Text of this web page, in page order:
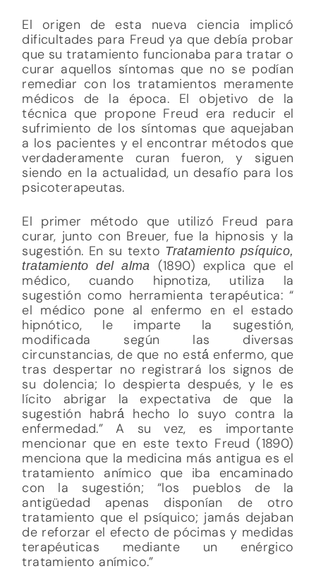
El origen de esta nueva ciencia implicó
dificultades para Freud ya que debía probar
que su tratamiento funcionaba para tratar o
curar aquellos síntomas que no se podían
remediar con los tratamientos meramente
médicos de la época. El objetivo de la
técnica que propone Freud era reducir el
sufrimiento de los síntomas que aquejaban
a los pacientes y el encontrar métodos que
verdaderamente curan fueron, y siguen
siendo en la actualidad, un desafío para los
psicoterapeutas.
El primer método que utilizó Freud para
curar, junto con Breuer, fue la hipnosis y la
sugestión. En su texto Tratamiento psíquico,
tratamiento del alma (1890) explica que el
médico, cuando hipnotiza, utiliza la
sugestión como herramienta terapéutica: “
el médico pone al enfermo en el estado
hipnótico, le imparte la sugestión,
modificada según las diversas
circunstancias, de que no está́ enfermo, que
tras despertar no registrará los signos de
su dolencia; lo despierta después, y le es
lícito abrigar la expectativa de que la
sugestión habrá́ hecho lo suyo contra la
enfermedad.” A su vez, es importante
mencionar que en este texto Freud (1890)
menciona que la medicina más antigua es el
tratamiento anímico que iba encaminado
con la sugestión; “los pueblos de la
antigüedad apenas disponían de otro
tratamiento que el psíquico; jamás dejaban
de reforzar el efecto de pócimas y medidas
terapéuticas mediante un enérgico
tratamiento anímico.”